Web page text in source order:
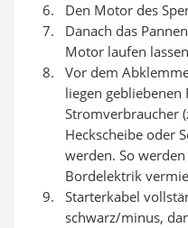
Den Motor des
Danach das
Motor laufen
Vor dem
liegen gebliebenen
Stromverbraucher
Heckscheibe oder
werden. So
Bordelektrik
Starterkabel
schwarz/minus,